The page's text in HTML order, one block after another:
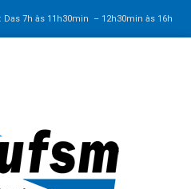
Das 7h às 11h30min – 12h30minàs 16h